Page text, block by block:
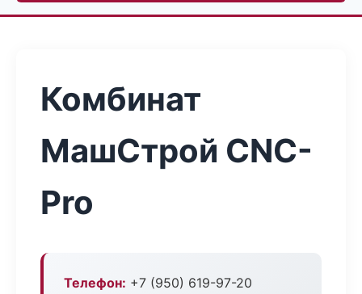
Комбинат
МашСтрой CNC-
Pro
Телефон: +7 (950) 619-97-20